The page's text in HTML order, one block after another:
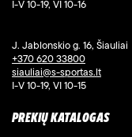
I-V 10-19, VI 10-16
J. Jablonskio g. 16, Šiauliai
+370 620 33800
siauliai@s-sportas.lt
I-V 10-19, VI 10-15
PREKIŲ KATALOGAS